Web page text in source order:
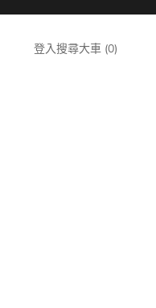
登入搜尋
搜尋大車
大車 (0)